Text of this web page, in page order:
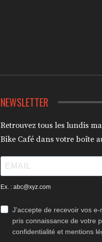
NEWSLETTER
Retrouvez tous les lundis
Bike Café dans votre boîte
Ex. : abc@xyz.com
J'accepte de recevoir vos
pris connaissance de votre
confidentialité et mentions